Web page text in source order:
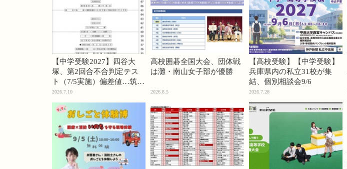
【中学受験2027】四谷大
塚、第2回合不合判定テス
ト（7/5実施）偏差値…筑駒
74・桜蔭70＜PR＞
2026.7.10
高校囲碁全国大会、団体戦
は灘・南山女子部が優勝
2026.8.5
【高校受験】【中学受験】
兵庫県内の私立31校が集
結、個別相談会9/6
2026.7.28